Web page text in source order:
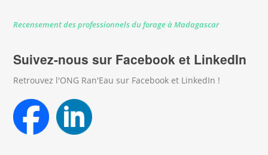
Recensement des professionnels du forage à Madagascar
Suivez-nous sur Facebook et LinkedIn
Retrouvez l'ONG Ran'Eau sur Facebook et LinkedIn !